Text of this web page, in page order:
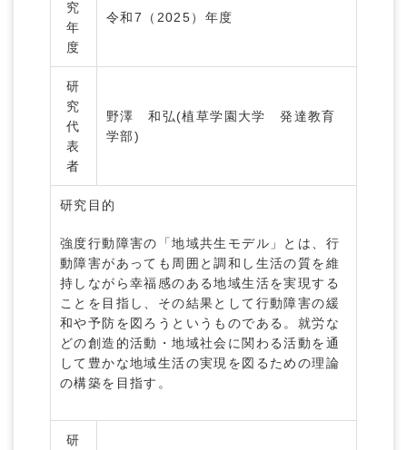
究
年
度
令和7（2025）年度
研
究
代
表
者
野澤 和弘(植草学園大学 発達教育
学部)
研究目的
強度行動障害の「地域共生モデル」とは、行
動障害があっても周囲と調和し生活の質を維
持しながら幸福感のある地域生活を実現する
ことを目指し、その結果として行動障害の緩
和や予防を図ろうというものである。就労な
どの創造的活動・地域社会に関わる活動を通
して豊かな地域生活の実現を図るための理論
の構築を目指す。
研